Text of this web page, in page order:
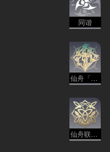
同谐
仙舟「罗浮」（地名）
仙舟联盟 - 巡猎